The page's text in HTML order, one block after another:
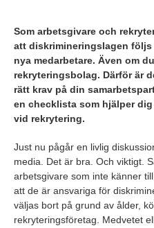
juridiska tvister som
Arbetsgivare behöver
kompetensbaserad,
säkerställa korrekt
arbetar strukturerat,
Som arbetsgivare och
att diskrimineringslagen
nya medarbetare. Även om
rekryteringsbolag. Därför är
rätt krav på din
en checklista som hjälper
vid rekrytering.
Just nu pågår en livlig
media. Det är bra. Och viktigt.
arbetsgivare som inte känner till
att de är ansvariga för
väljas bort på grund av ålder,
rekryteringsföretag. Medvetet